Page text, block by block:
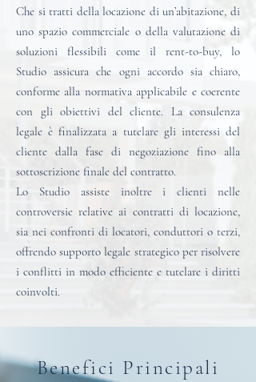
Che si tratti della locazione di un’abitazione, di
uno spazio commerciale o della valutazione di
soluzioni flessibili come il rent-to-buy, lo
Studio assicura che ogni accordo sia chiaro,
conforme alla normativa applicabile e coerente
con gli obiettivi del cliente. La consulenza
legale è finalizzata a tutelare gli interessi del
cliente dalla fase di negoziazione fino alla
sottoscrizione finale del contratto.
Lo Studio assiste inoltre i clienti nelle
controversie relative ai contratti di locazione,
sia nei confronti di locatori, conduttori o terzi,
offrendo supporto legale strategico per risolvere
i conflitti in modo efficiente e tutelare i diritti
coinvolti.
Benefici Principali